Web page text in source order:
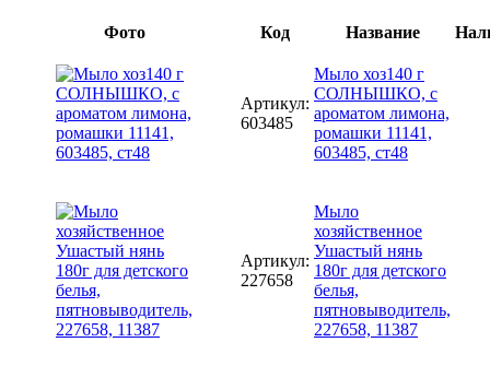
Фото Код Название
Артикул:
603485
Мыло хоз140 г
СОЛНЫШКО, с
ароматом лимона,
ромашки 11141,
603485, ст48
Артикул:
227658
Мыло
хозяйственное
Ушастый нянь
180г для детского
белья,
пятновыводитель,
227658, 11387